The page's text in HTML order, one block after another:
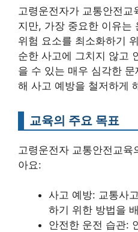
고령운전자가 교통안전
지만, 가장 중요한 이유는
위험 요소를 최소화하기
순한 사고에 그치지 않고
을 수 있는 매우 심각한
해 사고 예방을 철저하게
교육의 주요 목표
고령운전자 교통안전교
아요:
사고 예방: 교통사
하기 위한 방법을
안전한 운전 습관: